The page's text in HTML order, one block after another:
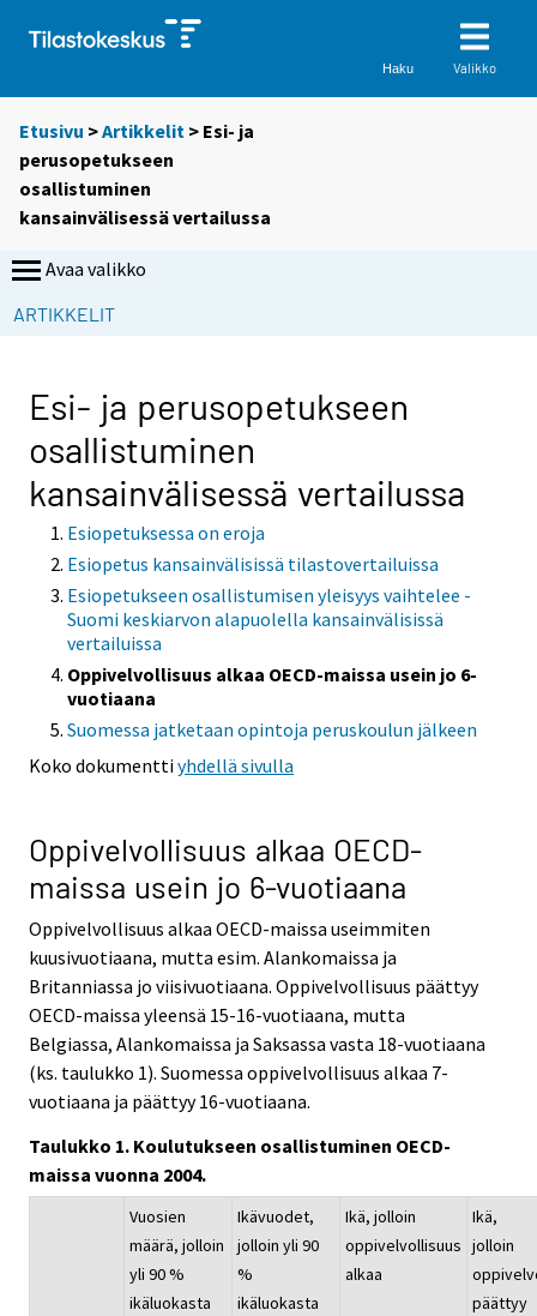
Haku Valikko
Etusivu >Artikkelit > Esi- ja
perusopetukseen
osallistuminen
kansainvälisessä vertailussa
Avaa valikko
ARTIKKELIT
Esi- ja perusopetukseen
osallistuminen
kansainvälisessä vertailussa
Esiopetuksessa on eroja
Esiopetus kansainvälisissä tilastovertailuissa
Esiopetukseen osallistumisen yleisyys vaihtelee -
Suomi keskiarvon alapuolella kansainvälisissä
vertailuissa
Oppivelvollisuus alkaa OECD-maissa usein jo 6-
vuotiaana
Suomessa jatketaan opintoja peruskoulun jälkeen
Koko dokumenttiyhdellä sivulla
Oppivelvollisuus alkaa OECD-
maissa usein jo 6-vuotiaana
Oppivelvollisuus alkaa OECD-maissa useimmiten
kuusivuotiaana, mutta esim. Alankomaissa ja
Britanniassa jo viisivuotiaana. Oppivelvollisuus päättyy
OECD-maissa yleensä 15-16-vuotiaana, mutta
Belgiassa, Alankomaissa ja Saksassa vasta 18-vuotiaana
(ks. taulukko 1). Suomessa oppivelvollisuus alkaa 7-
vuotiaana ja päättyy 16-vuotiaana.
Taulukko 1. Koulutukseen osallistuminen OECD-
maissa vuonna 2004.
Vuosien
määrä, jolloin
yli 90 %
ikäluokasta
Ikävuodet,
jolloin yli 90
%
ikäluokasta
Ikä, jolloin
oppivelvollisuus
alkaa
Ikä,
jolloin
päättyy